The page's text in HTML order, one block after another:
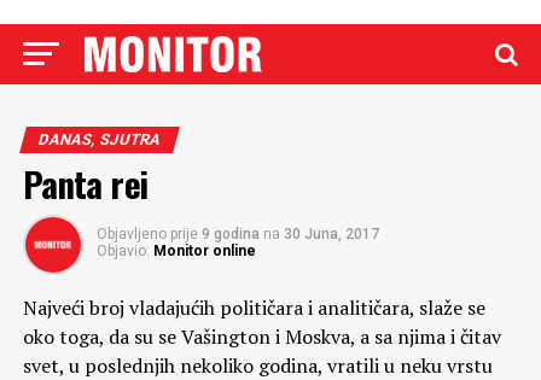
DANAS, SJUTRA
Panta rei
Objavljeno prije 9 godina na 30 Juna, 2017
Objavio: Monitor online
Najveći broj vladajućih političara i analitičara, slaže se
oko toga, da su se Vašington i Moskva, a sa njima i čitav
svet, u poslednjih nekoliko godina, vratili u neku vrstu